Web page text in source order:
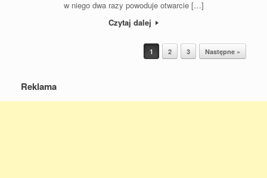
w niego dwa razy powoduje otwarcie […]
Czytaj dalej
1 2 3 Następne »
Reklama